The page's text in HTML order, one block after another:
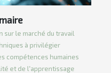
sur le marché du travail
à privilégier
compétences humaines
et de l'apprentissage